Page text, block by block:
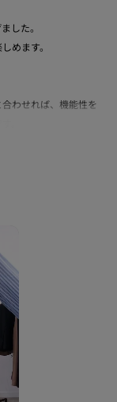
した。
めます。
わせれば、機能性を
だけでも表情が出ま
します。この効果は
合があります。また、
と画像のカラーが異